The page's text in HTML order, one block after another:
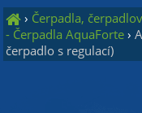
› Čerpadla,
- Čerpadla AquaForte ›
čerpadlo s regulací)